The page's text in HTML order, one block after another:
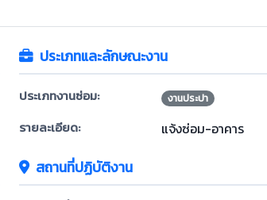
ประเภทและลักษณะงาน
ประเภทงานซ่อม: งานประปา
รายละเอียด: แจ้งซ่อม-อาคาร
สถานที่ปฏิบัติงาน